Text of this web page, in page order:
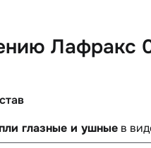
Лафракс
глазные и ушные в